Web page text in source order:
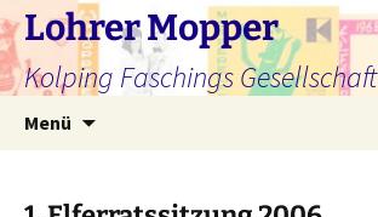
Zum
Inhalt
springen
Lohrer Mopper
Kolping Faschings Gesellschaft
Menü